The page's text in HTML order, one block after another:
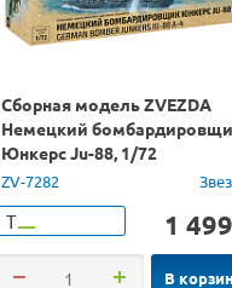
Сборная модель ZVEZDA
Немецкий
Юнкерс Ju-88, 1/72
ZV-7282
Т 1 499
В